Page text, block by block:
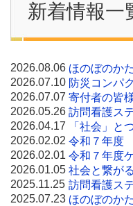
新着情報一
2026.08.06 ほのぼのか
2026.07.10 防災コンパ
2026.07.07 寄付者の皆
2026.05.26 訪問看護ス
2026.04.17
「社会」
2026.02.02 令和７年度
2026.02.01 令和７年度
2026.01.05 社会と繋が
2025.11.25 訪問看護ス
2025.07.23 ほのぼのか